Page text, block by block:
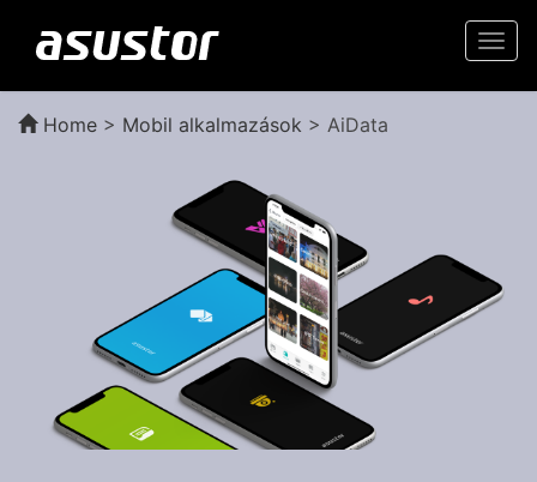
Home > Mobil alkalmazások > AiData